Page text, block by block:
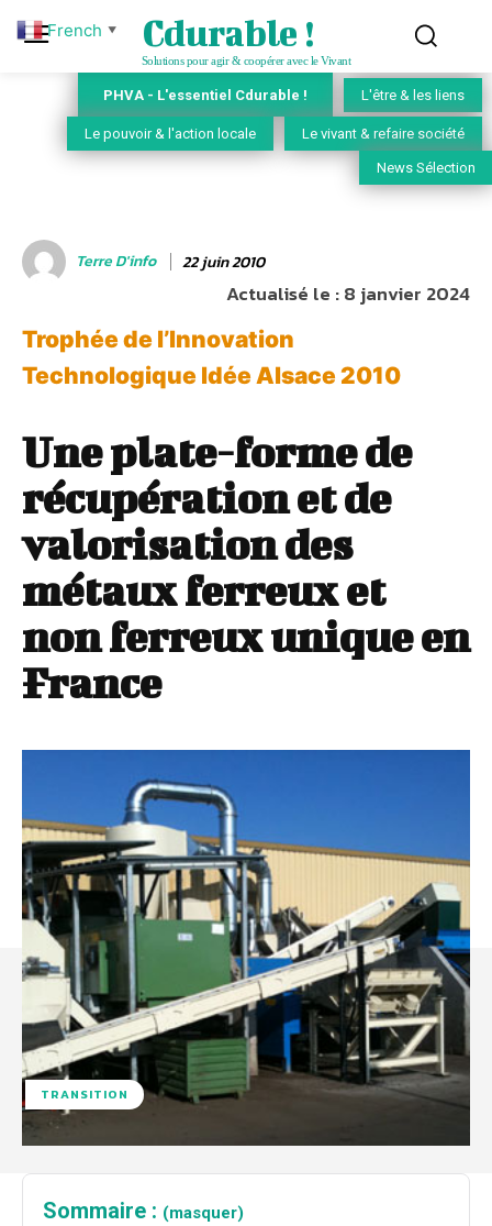
Cdurable !
Solutions pour agir & coopérer avec le Vivant
PHVA - L'essentiel Cdurable ! L'être & les liens
Le pouvoir & l'action locale Le vivant & refaire société
News Sélection
Terre D'info 22 juin 2010
Actualisé le :8 janvier 2024
Trophée de l’Innovation
Technologique Idée Alsace 2010
Une plate-forme de
récupération et de
valorisation des
métaux ferreux et
non ferreux unique en
France
TRANSITION
Sommaire : (masquer)
French ▼